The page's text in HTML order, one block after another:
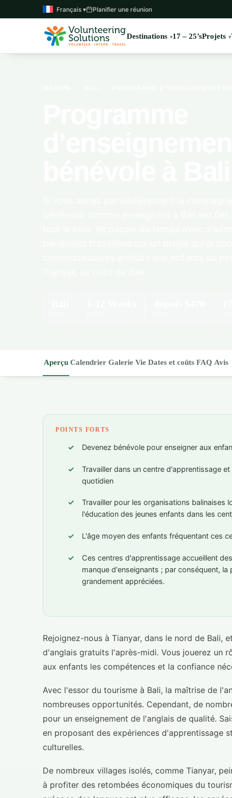
Français ▾ Planifier une réunion
Destinations 17 – 25’sProjets
Aperçu Calendrier Galerie Vie Dates et coûts FAQ Avis
POINTS FORTS
Devenez bénévole pour enseigner aux
Travailler dans un centre d'apprentissage
quotidien
Travailler pour les organisations balinaises
l'éducation des jeunes enfants dans les
L'âge moyen des enfants fréquentant ces
Ces centres d'apprentissage accueillent
manque d'enseignants ; par conséquent,
grandement appréciées.
Rejoignez-nous à Tianyar, dans le nord de Bali,
d'anglais gratuits l'après-midi. Vous jouerez un
aux enfants les compétences et la confiance
Avec l'essor du tourisme à Bali, la maîtrise de
nombreuses opportunités. Cependant, de
pour un enseignement de l'anglais de qualité.
en proposant des expériences d'apprentissage
culturelles.
De nombreux villages isolés, comme Tianyar,
à profiter des retombées économiques du